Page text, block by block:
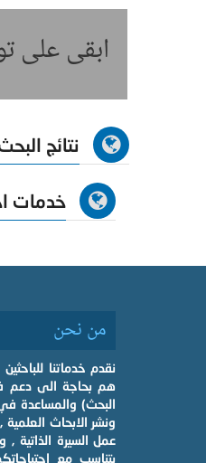
ابقى على
نتائج
خدمات
من نحن
نقدم خدماتنا
هم بحاجة الى دعم
البحث) والمساعدة
ونشر الابحاث
عمل السيرة الذاتية ,
يتناسب مع